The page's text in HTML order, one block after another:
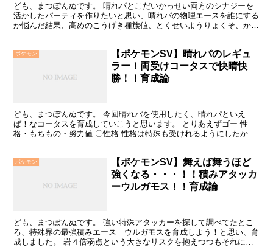
ども、まつぽんぬです。 晴れパとこだいかっせい両方のシナジーを
活かしたパーティを作りたいと思い、晴れパの物理エースを誰にする
か悩んだ結果、高めのこうげき種族値、とくせいようりょくそ、かわ
ポケモン
【ポケモンSV】晴れパのレギュ
ラー！両受けコータスで快晴快
勝！！育成論
ども、まつぽんぬです。 今回晴れパを使用したく、晴れパといえ
ば！なコータスを育成していこうと思います。 とりあえずゴー 性
格・もちもの・努力値 〇性格 性格は特殊も受けれるようにしたかっ
ポケモン
【ポケモンSV】舞えば舞うほど
強くなる・・・！！積みアタッカ
ーウルガモス！！育成論
ども、まつぽんぬです。 強い特殊アタッカーを探して調べてたとこ
ろ、特殊界の最強積みエース ウルガモスを育成しよう！と思い、育
成しました。 岩４倍弱点という大きなリスクを抱えつつもそれに見